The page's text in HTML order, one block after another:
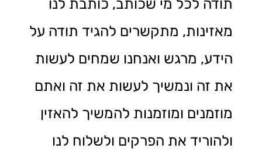
תודה לכל מי שכותב, כותבת לנו
מאזינות, מתקשרים להגיד תודה על
הידע, מרגש ואנחנו שמחים לעשות
את זה ונמשיך לעשות את זה ואתם
מוזמנים ומוזמנות להמשיך להאזין
ולהוריד את הפרקים ולשלוח לנו